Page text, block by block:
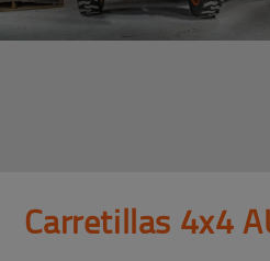
Carretillas 4x4